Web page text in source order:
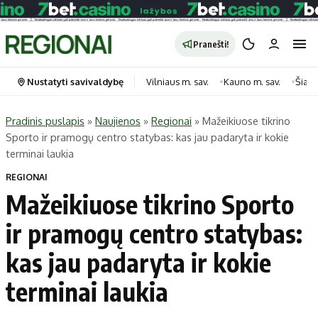
Pranešti!
Portalas
Naujausi
Regionai
Pasaulis
Politika
Kategorijos
Horoskopai
Laisvalaikis
Maistas
Sveikata
Nustatyti savivaldybę Vilniaus m. sav. Kauno m. sav.
Pradinis puslapis » Naujienos » Regionai » Mažeikiuose tikrino
Sporto ir pramogų centro statybas: kas jau padaryta ir kokie
terminai laukia
REGIONAI
Mažeikiuose tikrino Sporto
ir pramogų centro statybas:
kas jau padaryta ir kokie
terminai laukia